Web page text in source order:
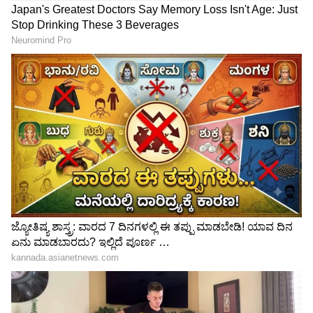
ಶಾಂತಲಾ ಡ್ರಾಪ್‌ನಲ್ಲಿ ಶೋಧ
ಮೇಲೆ ಟ್ವಿಸ್ಟ್!
LATEST VIDEOS
"ರಾಜಕೀಯ ಬೇಡ, ಸಿನಿಮಾನೇ ಪ್ರಾಣ":
ಕನಕೋತ್ಸವದಲ್ಲಿ ರಿಷಬ್ ಶೆಟ್ಟಿ | Rishab
Shetty speech | Suvarna News
ಶೇ.50 ರಿಂದ ಶೇ.18 ಕ್ಕೆ TAX ಇಳಿಕೆ: ಮೋದಿ-
ಟ್ರಂಪ್ ಐತಿಹಾಸಿಕ ಒಪ್ಪಂದ | India US
Trade Deal | Party Rounds